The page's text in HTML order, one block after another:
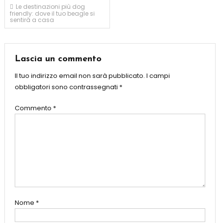
Navigazione
articoli
Le destinazioni più dog
friendly: dove il tuo beagle si
sentirà a casa
Lascia un commento
Il tuo indirizzo email non sarà pubblicato. I campi
obbligatori sono contrassegnati *
Commento *
Nome *